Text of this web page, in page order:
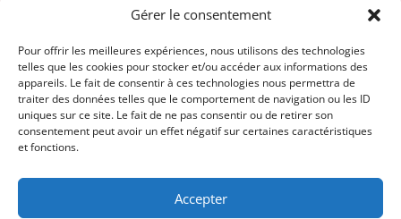
Gérer le consentement
Pour offrir les meilleures expériences, nous utilisons des technologies
telles que les cookies pour stocker et/ou accéder aux informations des
appareils. Le fait de consentir à ces technologies nous permettra de
traiter des données telles que le comportement de navigation ou les ID
uniques sur ce site. Le fait de ne pas consentir ou de retirer son
consentement peut avoir un effet négatif sur certaines caractéristiques
et fonctions.
Accepter
 Adresse
Rue de Samme 58
1480 Tubize